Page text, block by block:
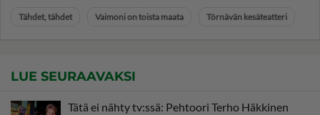
Tähdet, tähdet Vaimoni on toista maata Törnävän kesäteatteri
LUE SEURAAVAKSI
Tätä ei nähty tv:ssä: Pehtoori Terho Häkkinen